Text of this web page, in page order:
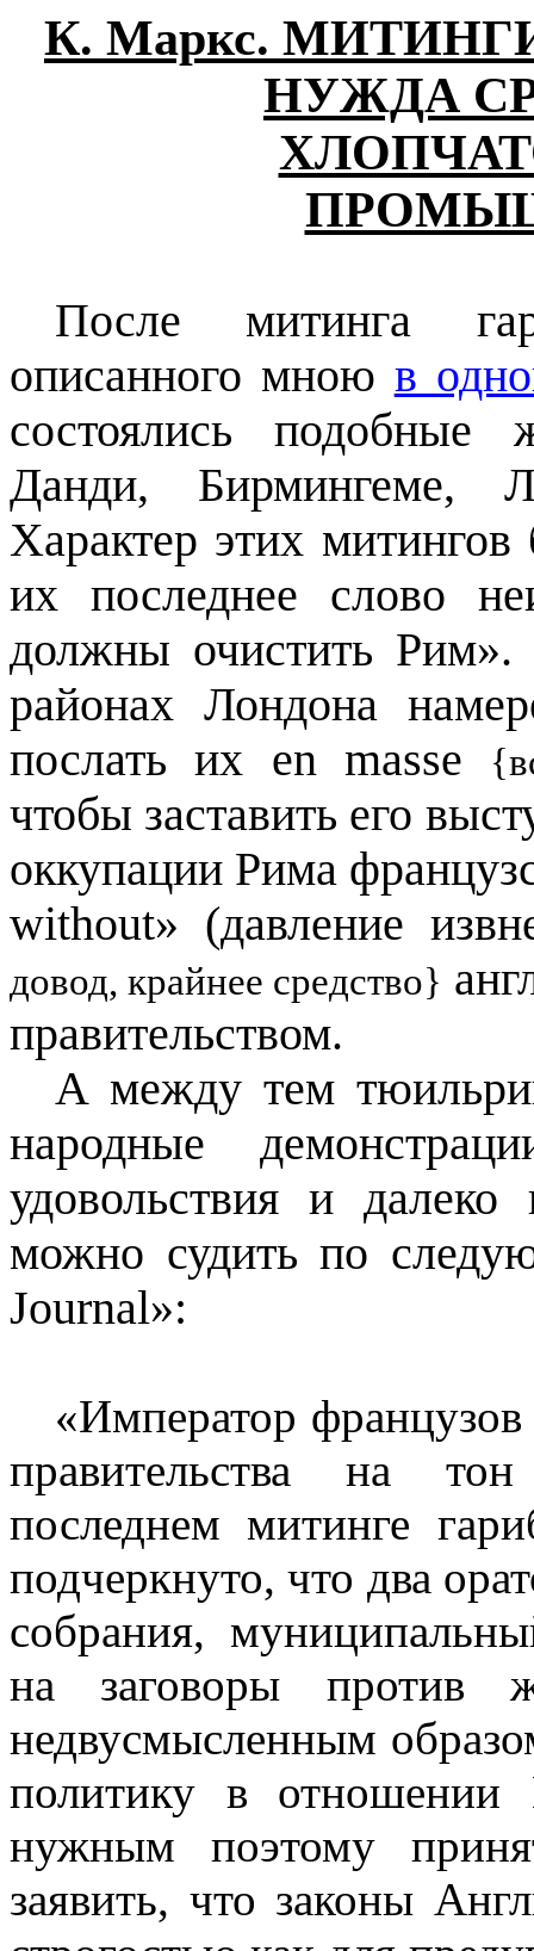
К. Маркс.
НУЖДА
После митинга
описанного мною в
состоялись
Данди, Бирмингеме,
Характер этих
их последнее слово
должны очистить
районах Лондона
послать их en masse
чтобы заставить его
оккупации Рима
without» (давление
довод, крайнее средство}
правительством.
А между тем
народные
удовольствия и
можно судить по
Journal»:
«Император
правительства на
последнем митинге
подчеркнуто, что два
собрания,
на заговоры против
недвусмысленным
политику в отношении
нужным поэтому
заявить, что законы